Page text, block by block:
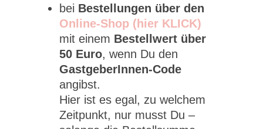
bei Bestellungen über den
Online-Shop (hier KLICK)
mit einem Bestellwert über
50 Euro, wenn Du den
GastgeberInnen-Code
angibst.
Hier ist es egal, zu welchem
Zeitpunkt, nur musst Du –